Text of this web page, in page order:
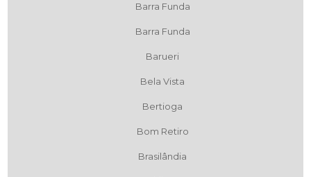
Barra Funda
Barra Funda
Barueri
Bela Vista
Bertioga
Bom Retiro
Brasilândia